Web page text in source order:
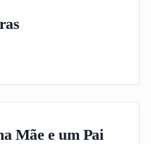
Mãe e um Pai